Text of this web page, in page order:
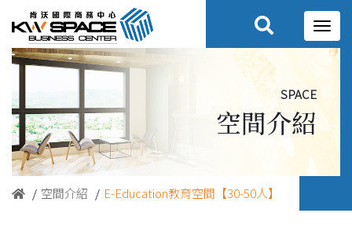
space
空間介紹
空間介紹 E-Education教育空間【30-50人】